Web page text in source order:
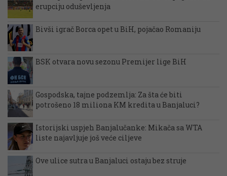
erupciju oduševljenja
Bivši igrač Borca opet u BiH, pojačao Romaniju
BSK otvara novu sezonu Premijer lige BiH
Gospodska, tajne podzemlja: Za šta će biti
potrošeno 18 miliona KM kredita u Banjaluci?
Istorijski uspjeh Banjalučanke: Mikača sa WTA
liste najavljuje još veće ciljeve
Ove ulice sutra u Banjaluci ostaju bez struje